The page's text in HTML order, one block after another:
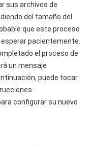
sus archivos de
del tamaño del
que este proceso
pacientemente.
el proceso de
un mensaje
puede tocar
configurar su nuevo